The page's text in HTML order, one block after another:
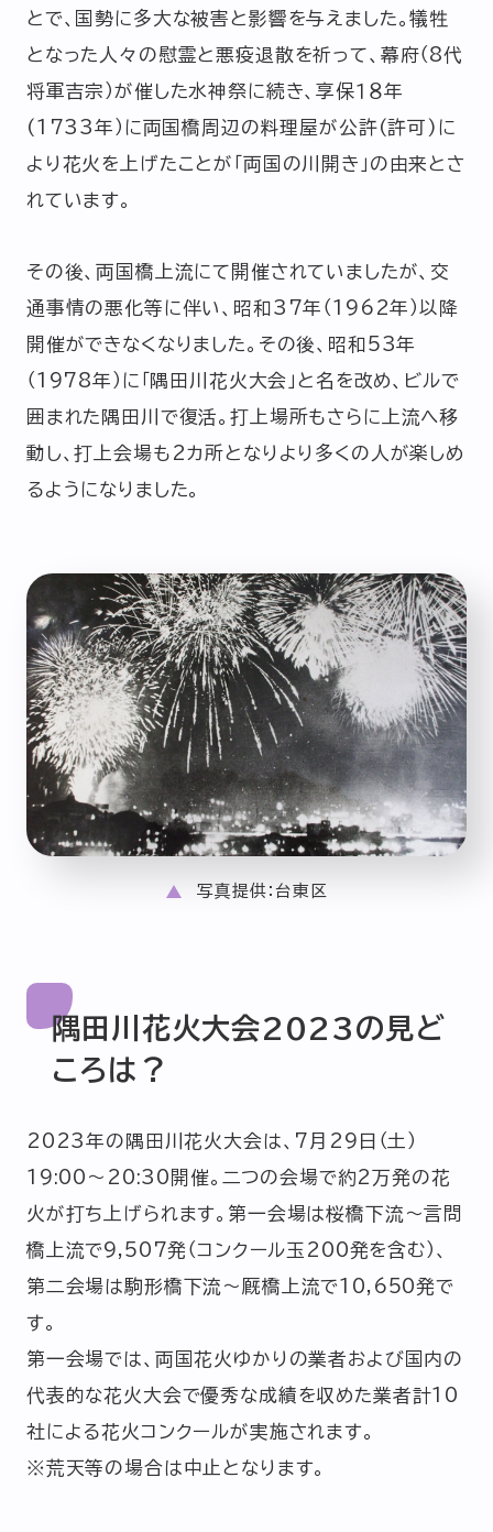
とで、国勢に多大な被害と影響を与えました。犠牲
となった人々の慰霊と悪疫退散を祈って、幕府（8代
将軍吉宗）が催した水神祭に続き、享保１８年
(1733年）に両国橋周辺の料理屋が公許(許可)に
より花火を上げたことが「両国の川開き」の由来とさ
れています。
その後、両国橋上流にて開催されていましたが、交
通事情の悪化等に伴い、昭和37年（1962年）以降
開催ができなくなりました。その後、昭和53年
（1978年）に「隅田川花火大会」と名を改め、ビルで
囲まれた隅田川で復活。打上場所もさらに上流へ移
動し、打上会場も2カ所となりより多くの人が楽しめ
るようになりました。
写真提供：台東区
隅田川花火大会2023の見ど
ころは？
2023年の隅田川花火大会は、7月29日（土）
19:00～20:30開催。二つの会場で約2万発の花
火が打ち上げられます。第一会場は桜橋下流～言問
橋上流で9,507発（コンクール玉200発を含む）、
第二会場は駒形橋下流～厩橋上流で10,650発で
す。
第一会場では、両国花火ゆかりの業者および国内の
代表的な花火大会で優秀な成績を収めた業者計10
社による花火コンクールが実施されます。
※荒天等の場合は中止となります。